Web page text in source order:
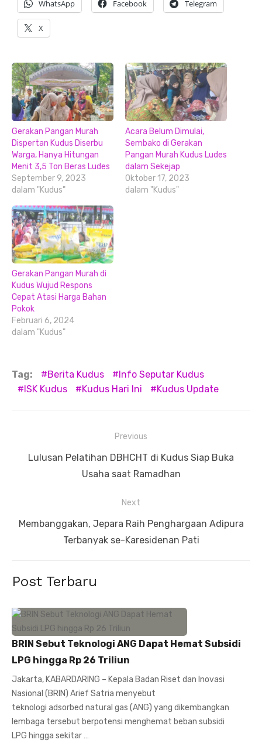
WhatsApp Facebook Telegram
X
Gerakan Pangan Murah
Dispertan Kudus Diserbu
Warga, Hanya Hitungan
Menit 3,5 Ton Beras Ludes
September 9, 2023
dalam "Kudus"
Acara Belum Dimulai,
Sembako di Gerakan
Pangan Murah Kudus Ludes
dalam Sekejap
Oktober 17, 2023
dalam "Kudus"
Gerakan Pangan Murah di
Kudus Wujud Respons
Cepat Atasi Harga Bahan
Pokok
Februari 6, 2024
dalam "Kudus"
Tag: Berita Kudus
Info Seputar Kudus
ISK Kudus
Kudus Hari Ini Kudus Update
pos
Previous
Previous
Lulusan Pelatihan DBHCHT di Kudus Siap Buka
Usaha saat Ramadhan
Next
Next
Membanggakan, Jepara Raih Penghargaan Adipura
Terbanyak se-Karesidenan Pati
Post Terbaru
BRIN Sebut Teknologi ANG Dapat Hemat Subsidi
LPG hingga Rp 26 Triliun
Jakarta, KABARDARING – Kepala Badan Riset dan Inovasi
Nasional (BRIN) Arief Satria menyebut
teknologi adsorbed natural gas (ANG) yang dikembangkan
lembaga tersebut berpotensi menghemat beban subsidi
LPG hingga sekitar …